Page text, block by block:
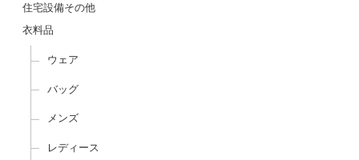
住宅設備その他
衣料品
ウェア
バッグ
メンズ
レディース